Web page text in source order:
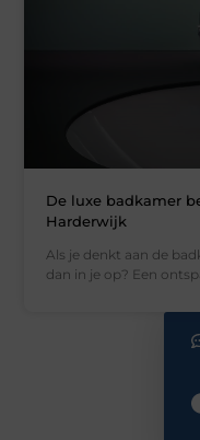
De luxe badkamer
Harderwijk
Als je denkt aan de
dan in je op? Een